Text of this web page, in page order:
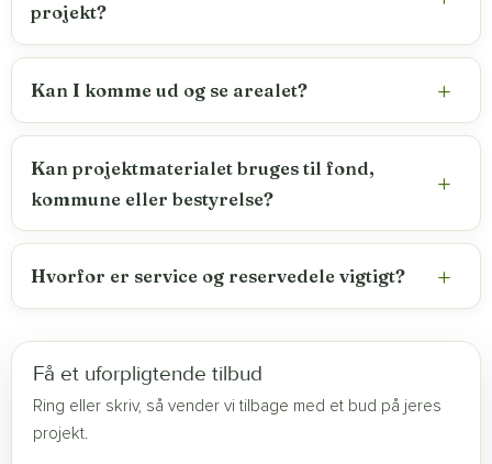
projekt?
Kan I komme ud og se arealet?
Kan projektmaterialet bruges til fond,
kommune eller bestyrelse?
Hvorfor er service og reservedele vigtigt?
Få et uforpligtende tilbud
Ring eller skriv, så vender vi tilbage med et bud på jeres
projekt.